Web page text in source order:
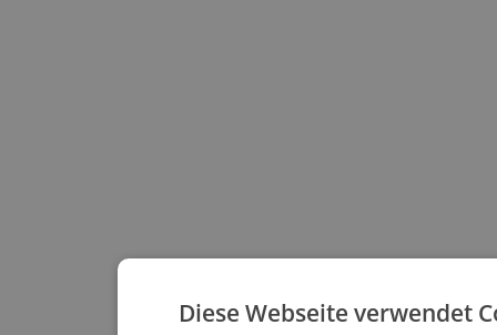
Diese Webseite verwendet